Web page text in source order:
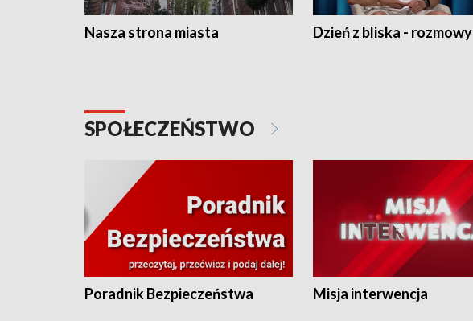
Nasza strona miasta Dzień z bliska - rozmowy
SPOŁECZEŃSTWO
Poradnik Bezpieczeństwa Misja interwencja